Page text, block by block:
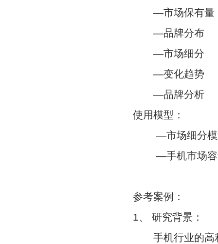
—市场保有量
—品牌分布
—市场细分
—变化趋势
—品牌分析
使用模型：
—市场细分模
—手机市场容
参考案例：
1、 研究背景：
手机行业的高利